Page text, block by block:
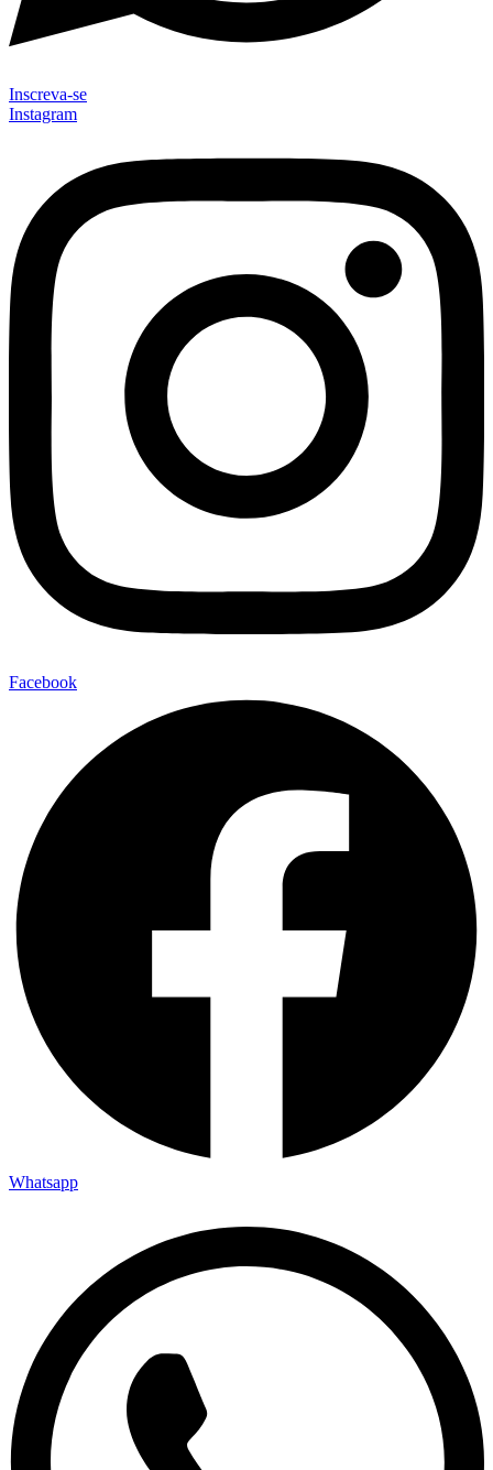
Inscreva-se
Instagram
Facebook
Whatsapp